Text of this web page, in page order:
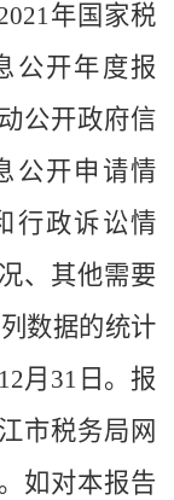
1年国家税
公开年度报
公开政府信
公开申请情
行政诉讼情
、其他需要
数据的统计
12月31日。报
市税务局网
如对本报告